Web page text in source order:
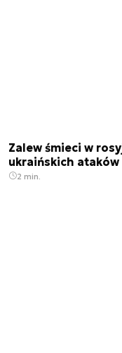
Zalew śmieci w
ukraińskich
2 min.